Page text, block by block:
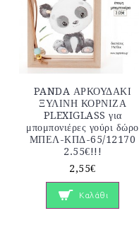
PANDA ΑΡΚΟΥΔΑΚΙ
ΞΥΛΙΝΗ ΚΟΡΝΙΖΑ
PLEXIGLASS για
μπομπονιέρες γούρι δώρο
ΜΠΕΛ-ΚΠΔ-65/12170
2.55€!!!
2,55€
Καλάθι